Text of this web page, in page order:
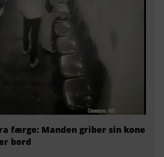
færge: Manden griber sin kone
bord